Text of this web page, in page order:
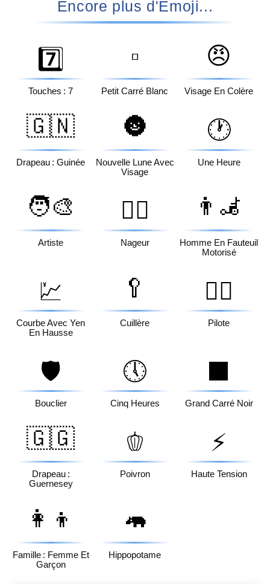
Encore plus d'Emoji...
7️⃣
Touches : 7
▫️
Petit Carré Blanc
😠
Visage En Colère
🇬🇳
Drapeau : Guinée
🌚
Nouvelle Lune Avec
Visage
🕐
Une Heure
🧑‍🎨
Artiste
🏊‍♂️
Nageur
👨‍🦼
Homme En Fauteuil
Motorisé
💹
Courbe Avec Yen
En Hausse
🥄
Cuillère
🧑‍✈️
Pilote
🛡️
Bouclier
🕔
Cinq Heures Grand Carré Noir
🇬🇬
Drapeau :
Guernesey
🫑
Poivron
⚡
Haute Tension
👩‍👦
Famille : Femme Et
Garçon
🦛
Hippopotame